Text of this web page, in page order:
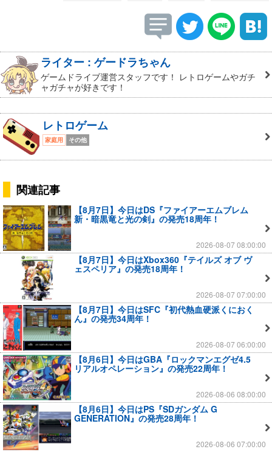
ライター : ゲードラちゃん
ゲームドライブ運営スタッフです！ レトロゲームやガチ
ャガチャが好きです！
レトロゲーム
家庭用 その他
関連記事
【8月7日】今日はDS『ファイアーエムブレム
新・暗黒竜と光の剣』の発売18周年！
2026-08-07 08:00:00
【8月7日】今日はXbox360『テイルズ オブ ヴ
ェスペリア』の発売18周年！
2026-08-07 07:00:00
【8月7日】今日はSFC『初代熱血硬派くにおく
ん』の発売34周年！
2026-08-07 06:00:00
【8月6日】今日はGBA『ロックマンエグゼ4.5
リアルオペレーション』の発売22周年！
2026-08-06 08:00:00
【8月6日】今日はPS『SDガンダム G
GENERATION』の発売28周年！
2026-08-06 07:00:00